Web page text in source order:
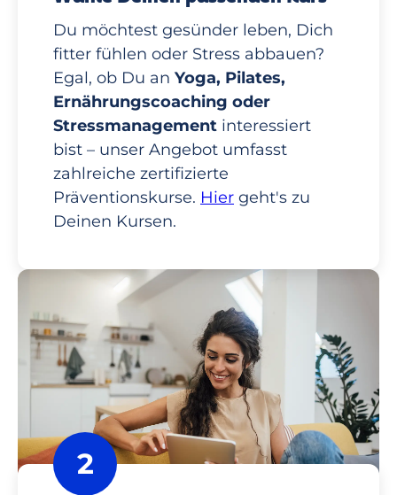
Du möchtest gesünder leben, Dich
fitter fühlen oder Stress abbauen?
Egal, ob Du an Yoga, Pilates,
Ernährungscoaching oder
Stressmanagement interessiert
bist – unser Angebot umfasst
zahlreiche zertifizierte
Präventionskurse. Hier geht's zu
Deinen Kursen.
2